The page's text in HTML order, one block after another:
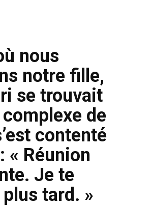
nous
notre fille,
se trouvait
de
contenté
« Réunion
Je te
tard. »